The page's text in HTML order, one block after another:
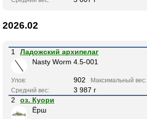
2026.02
1
Ладожский архипелаг
Nasty Worm 4.5-001
Улов: 902 Максимальный вес:
Средний вес:
3 987 г
2
оз. Куори
Ёрш